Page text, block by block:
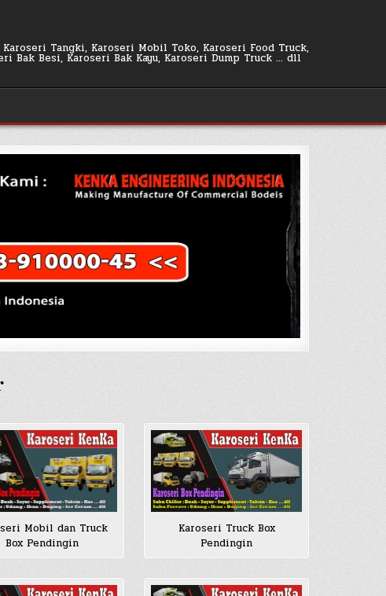
Tangki, Karoseri Mobil Toko, Karoseri Food Truck,
Bak Besi, Karoseri Bak Kayu, Karoseri Dump Truck … dll
Mobil dan Truck
Box Pendingin
Karoseri Truck Box
Pendingin